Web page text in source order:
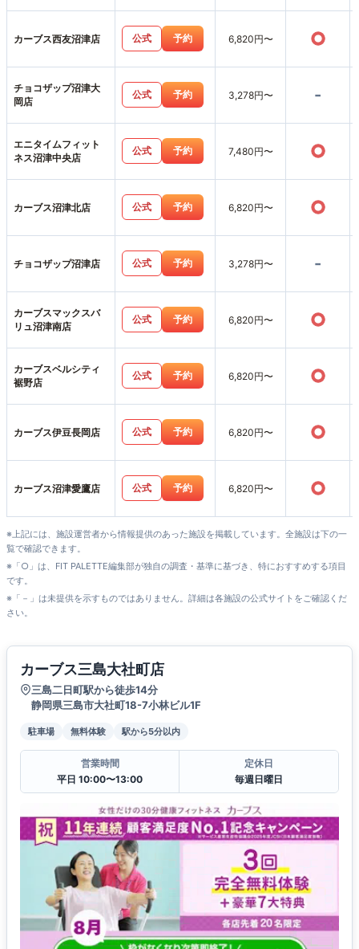
カーブス西友沼津店 公式 予約 6,820円〜 ○
チョコザップ沼津大
岡店
公式 予約 3,278円〜 -
エニタイムフィット
ネス沼津中央店
公式 予約 7,480円〜 ○
カーブス沼津北店 公式 予約 6,820円〜 ○
チョコザップ沼津店 公式 予約 3,278円〜 -
カーブスマックスバ
リュ沼津南店
公式 予約 6,820円〜 ○
カーブスベルシティ
裾野店
公式 予約 6,820円〜 ○
カーブス伊豆長岡店 公式 予約 6,820円〜 ○
カーブス沼津愛鷹店 公式 予約 6,820円〜 ○
※上記には、施設運営者から情報提供のあった施設を掲載しています。全施設は下の一
覧で確認できます。
※「○」は、FIT PALETTE編集部が独自の調査・基準に基づき、特におすすめする項目
です。
※「－」は未提供を示すものではありません。詳細は各施設の公式サイトをご確認くだ
さい。
カーブス三島大社町店
三島二日町駅から徒歩14分
静岡県三島市大社町18-7小林ビル1F
駐車場 無料体験 駅から5分以内
営業時間
平日 10:00〜13:00
定休日
毎週日曜日